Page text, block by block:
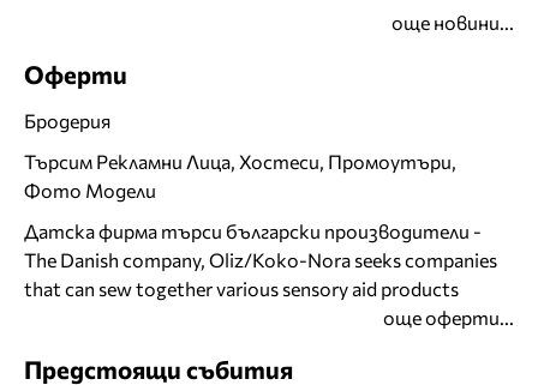
още новини...
Оферти
Бродерия
Търсим Рекламни Лица, Хостеси, Промоутъри,
Фото Модели
Датска фирма търси български производители -
The Danish company, Oliz/Koko-Nora seeks companies
that can sew together various sensory aid products
още оферти...
Предстоящи събития